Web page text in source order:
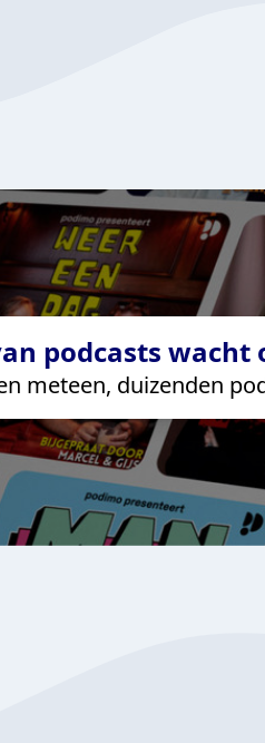
podcasts wacht
meteen, duizenden